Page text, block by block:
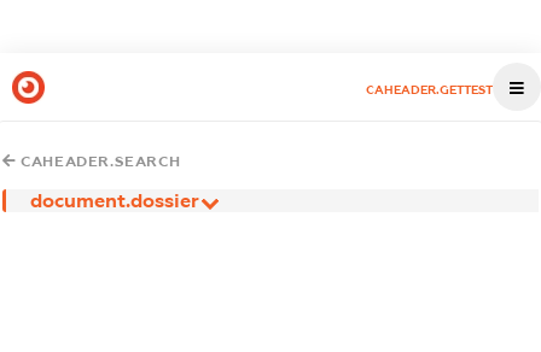
CAHEADER.GETTEST
CAHEADER.SEARCH
document.dossier